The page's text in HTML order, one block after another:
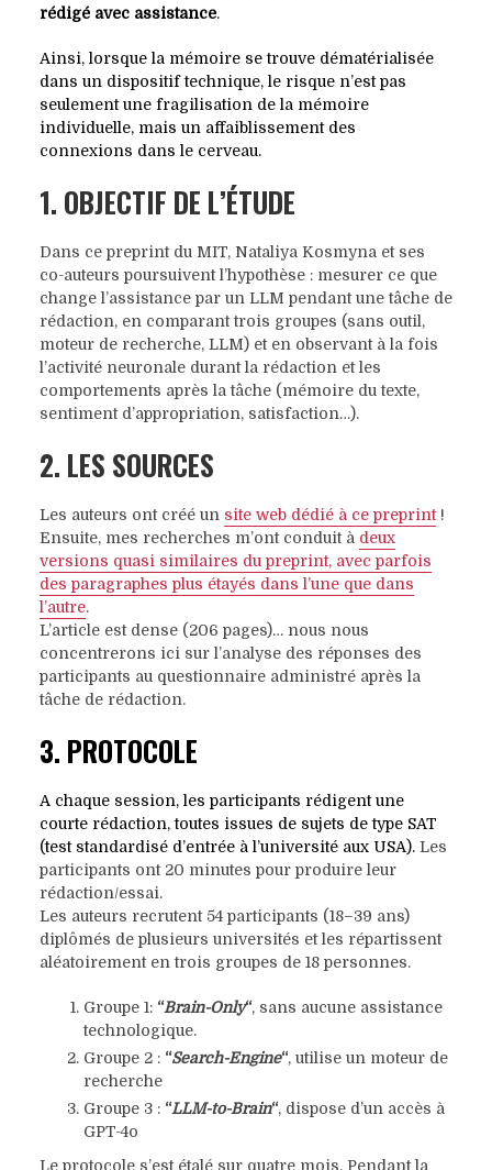
rédigé avec assistance.
Ainsi, lorsque la mémoire se trouve dématérialisée
dans un dispositif technique, le risque n’est pas
seulement une fragilisation de la mémoire
individuelle, mais un affaiblissement des
connexions dans le cerveau.
1. OBJECTIF DE L’ÉTUDE
Dans ce preprint du MIT, Nataliya Kosmyna et ses
co-auteurs poursuivent l’hypothèse : mesurer ce que
change l’assistance par un LLM pendant une tâche de
rédaction, en comparant trois groupes (sans outil,
moteur de recherche, LLM) et en observant à la fois
l’activité neuronale durant la rédaction et les
comportements après la tâche (mémoire du texte,
sentiment d’appropriation, satisfaction…).
2. LES SOURCES
Les auteurs ont créé un site web dédié à ce preprint!
Ensuite, mes recherches m’ont conduit à deux
versions quasi similaires du preprint, avec parfois
des paragraphes plus étayés dans l’une que dans
l’autre.
L’article est dense (206 pages)… nous nous
concentrerons ici sur l’analyse des réponses des
participants au questionnaire administré après la
tâche de rédaction.
3. PROTOCOLE
A chaque session, les participants rédigent une
courte rédaction, toutes issues de sujets de type SAT
(test standardisé d’entrée à l’université aux USA). Les
participants ont 20 minutes pour produire leur
rédaction/essai.
Les auteurs recrutent 54 participants (18–39 ans)
diplômés de plusieurs universités et les répartissent
aléatoirement en trois groupes de 18 personnes.
Groupe 1: “Brain-Only“, sans aucune assistance
technologique.
Groupe 2 : “Search-Engine“, utilise un moteur de
recherche
Groupe 3 : “LLM-to-Brain“, dispose d’un accès à
GPT-4o
Le protocole s’est étalé sur quatre mois. Pendant la